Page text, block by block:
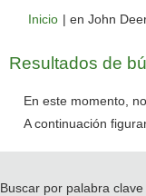
Inicio | en John
Resultados de
En este momento,
A continuación
Buscar por palabra clave